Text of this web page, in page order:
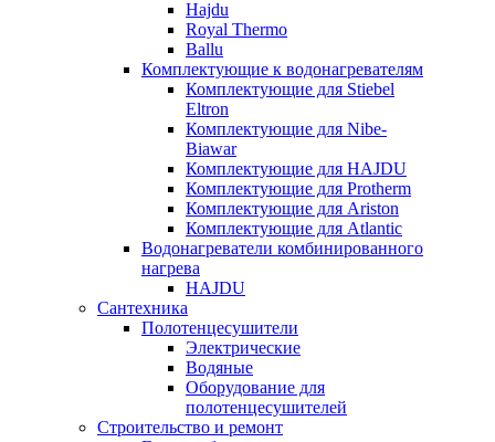
Hajdu
Royal Thermo
Ballu
Комплектующие к водонагревателям
Комплектующие для Stiebel
Eltron
Комплектующие для Nibe-
Biawar
Комплектующие для HAJDU
Комплектующие для Protherm
Комплектующие для Ariston
Комплектующие для Atlantic
Водонагреватели комбинированного
нагрева
HAJDU
Сантехника
Полотенцесушители
Электрические
Водяные
Оборудование для
полотенцесушителей
Строительство и ремонт